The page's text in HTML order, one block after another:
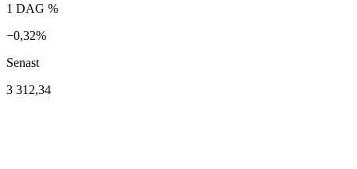
1 DAG %
−0,32%
Senast
3 312,34